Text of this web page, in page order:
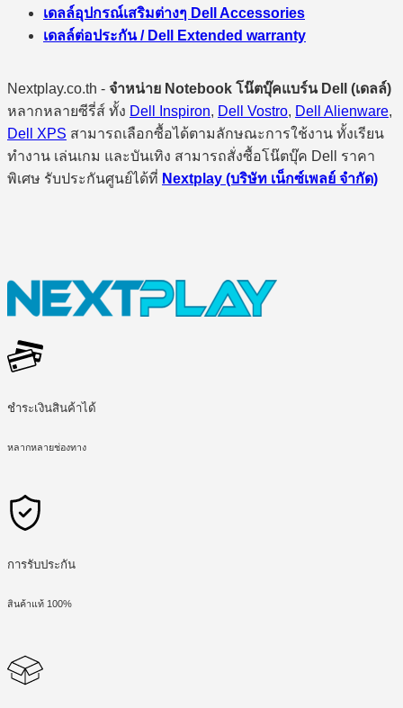
เดลล์อุปกรณ์เสริมต่างๆ Dell Accessories
เดลล์ต่อประกัน / Dell Extended warranty
Nextplay.co.th - จำหน่าย Notebook โน๊ตบุ๊คแบร์น Dell (เดลล์)
หลากหลายซีรี่ส์ ทั้ง Dell Inspiron, Dell Vostro, Dell Alienware,
Dell XPS สามารถเลือกซื้อได้ตามลักษณะการใช้งาน ทั้งเรียน
ทำงาน เล่นเกม และบันเทิง สามารถสั่งซื้อโน๊ตบุ๊ค Dell ราคา
พิเศษ รับประกันศูนย์ได้ที่ Nextplay (บริษัท เน็กซ์เพลย์ จำกัด)
ชำระเงินสินค้าได้
หลากหลายช่องทาง
การรับประกัน
สินค้าแท้ 100%